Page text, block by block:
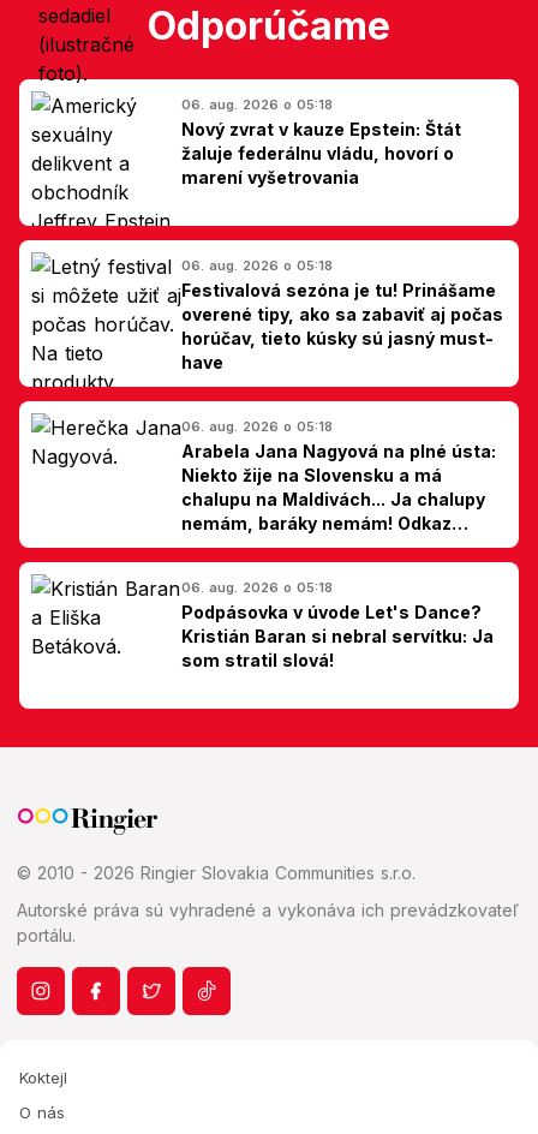
Odporúčame
06. aug. 2026 o 05:18
Nový zvrat v kauze Epstein: Štát
žaluje federálnu vládu, hovorí o
marení vyšetrovania
06. aug. 2026 o 05:18
Festivalová sezóna je tu! Prinášame
overené tipy, ako sa zabaviť aj počas
horúčav, tieto kúsky sú jasný must-
have
06. aug. 2026 o 05:18
Arabela Jana Nagyová na plné ústa:
Niekto žije na Slovensku a má
chalupu na Maldivách... Ja chalupy
nemám, baráky nemám! Odkaz
Slovákom
06. aug. 2026 o 05:18
Podpásovka v úvode Let's Dance?
Kristián Baran si nebral servítku: Ja
som stratil slová!
© 2010 - 2026 Ringier Slovakia Communities s.r.o.
Autorské práva sú vyhradené a vykonáva ich prevádzkovateľ
portálu.
Koktejl
O nás